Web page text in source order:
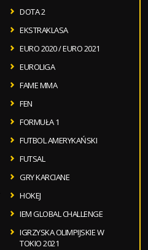
DOTA 2
EKSTRAKLASA
EURO 2020 / EURO 2021
EUROLIGA
FAME MMA
FEN
FORMUŁA 1
FUTBOL AMERYKAŃSKI
FUTSAL
GRY KARCIANE
HOKEJ
IEM GLOBAL CHALLENGE
IGRZYSKA OLIMPIJSKIE W
TOKIO 2021